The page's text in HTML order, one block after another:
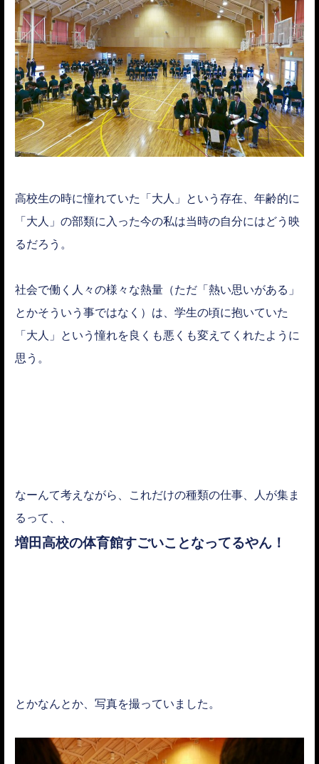
高校生の時に憧れていた「大人」という存在、年齢的に
「大人」の部類に入った今の私は当時の自分にはどう映
るだろう。
社会で働く人々の様々な熱量（ただ「熱い思いがある」
とかそういう事ではなく）は、学生の頃に抱いていた
「大人」という憧れを良くも悪くも変えてくれたように
思う。
なーんて考えながら、これだけの種類の仕事、人が集ま
るって、、
増田高校の体育館すごいことなってるやん！
とかなんとか、写真を撮っていました。